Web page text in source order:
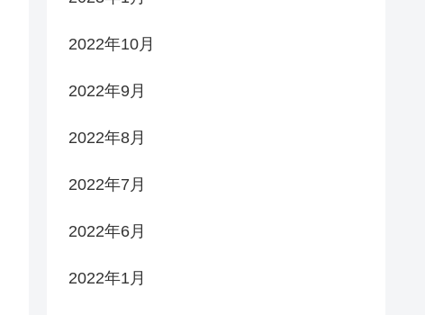
2022年10月
2022年9月
2022年8月
2022年7月
2022年6月
2022年1月